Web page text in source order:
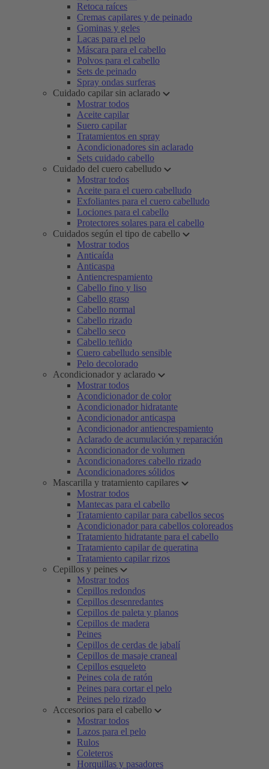
Retoca raíces
Cremas capilares y de peinado
Gominas y geles
Lacas para el pelo
Máscara para el cabello
Polvos para el cabello
Sets de peinado
Spray ondas surferas
Cuidado capilar sin aclarado
Mostrar todos
Aceite capilar
Suero capilar
Tratamientos en spray
Acondicionadores sin aclarado
Sets cuidado cabello
Cuidado del cuero cabelludo
Mostrar todos
Aceite para el cuero cabelludo
Exfoliantes para el cuero cabelludo
Lociones para el cabello
Protectores solares para el cabello
Cuidados según el tipo de cabello
Mostrar todos
Anticaída
Anticaspa
Antiencrespamiento
Cabello fino y liso
Cabello graso
Cabello normal
Cabello rizado
Cabello seco
Cabello teñido
Cuero cabelludo sensible
Pelo decolorado
Acondicionador y aclarado
Mostrar todos
Acondicionador de color
Acondicionador hidratante
Acondicionador anticaspa
Acondicionador antiencrespamiento
Aclarado de acumulación y reparación
Acondicionador de volumen
Acondicionadores cabello rizado
Acondicionadores sólidos
Mascarilla y tratamiento capilares
Mostrar todos
Mantecas para el cabello
Tratamiento capilar para cabellos secos
Acondicionador para cabellos coloreados
Tratamiento hidratante para el cabello
Tratamiento capilar de queratina
Tratamiento capilar rizos
Cepillos y peines
Mostrar todos
Cepillos redondos
Cepillos desenredantes
Cepillos de paleta y planos
Cepillos de madera
Peines
Cepillos de cerdas de jabalí
Cepillos de masaje craneal
Cepillos esqueleto
Peines cola de ratón
Peines para cortar el pelo
Peines pelo rizado
Accesorios para el cabello
Mostrar todos
Lazos para el pelo
Rulos
Coleteros
Horquillas y pasadores